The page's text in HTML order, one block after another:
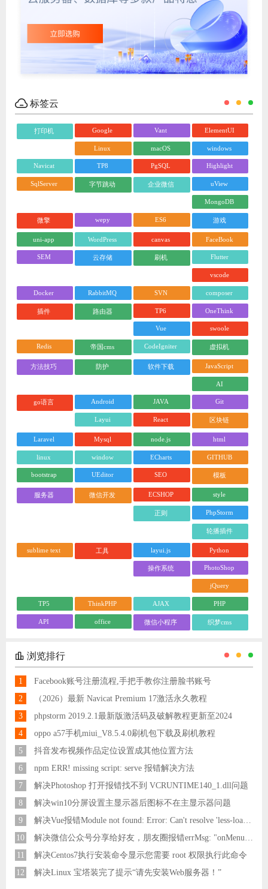
标签云
打印机 Google Vant ElementUI
Linux macOS windows
Navicat TP8 PgSQL Highlight
SqlServer 字节跳动 企业微信 uView
MongoDB
微擎 wepy ES6 游戏
uni-app WordPress canvas FaceBook
SEM 云存储 刷机 Flutter
vscode
Docker RabbitMQ SVN composer
插件 路由器 TP6 OneThink
Vue swoole
Redis 帝国cms CodeIgniter 虚拟机
方法技巧 防护 软件下载 JavaScript
AI
go语言 Android JAVA Git
Layui React 区块链
Laravel Mysql node.js html
linux window ECharts GITHUB
bootstrap UEditor SEO 模板
服务器 微信开发 ECSHOP style
正则 PhpStorm
轮播插件
sublime text 工具 layui.js Python
操作系统 PhotoShop
jQuery
TP5 ThinkPHP AJAX PHP
API office 微信小程序 织梦cms
浏览排行
1
Facebook账号注册流程,手把手教你注册脸书账号
2
（2026）最新 Navicat Premium 17激活永久教程
3
phpstorm 2019.2.1最新版激活码及破解教程更新至2024
4
oppo a57手机miui_V8.5.4.0刷机包下载及刷机教程
5
抖音发布视频作品定位设置成其他位置方法
6
npm ERR! missing script: serve 报错解决方法
7
解决Photoshop 打开报错找不到 VCRUNTIME140_1.dll问题
8
解决win10分屏设置主显示器后图标不在主显示器问题
9
解决Vue报错Module not found: Error: Can't resolve 'less-loader' in 'C:\Users\Hm\Desktop\vue\vue_shop'问题
10
11
解决Centos7执行安装命令显示您需要 root 权限执行此命令
12
解决Linux 宝塔装完了提示“请先安装Web服务器！”